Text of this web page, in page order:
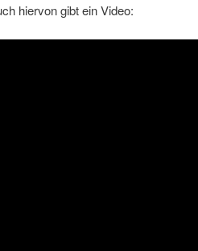
hiervon gibt ein Video: